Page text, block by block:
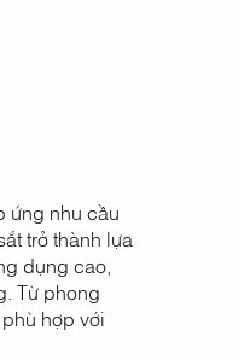
ứng nhu cầu
trở thành lựa
dụng cao,
Từ phong
hợp với